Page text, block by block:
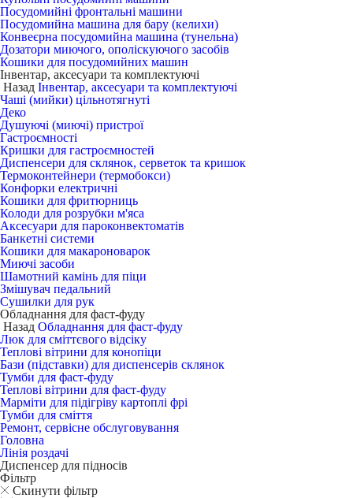
Посудомийні фронтальні машини
Посудомийна машина для бару (келихи)
Конвеєрна посудомийна машина (тунельна)
Дозатори миючого, ополіскуючого засобів
Кошики для посудомийних машин
Інвентар, аксесуари та комплектуючі
Назад Інвентар, аксесуари та комплектуючі
Чаші (мийки) цільнотягнуті
Деко
Душуючі (миючі) пристрої
Гастроємності
Кришки для гастроємностей
Диспенсери для склянок, серветок та кришок
Термоконтейнери (термобокси)
Конфорки електричні
Кошики для фритюрниць
Колоди для розрубки м'яса
Аксесуари для пароконвектоматів
Банкетні системи
Кошики для макароноварок
Миючі засоби
Шамотний камінь для піци
Змішувач педальний
Сушилки для рук
Обладнання для фаст-фуду
Назад Обладнання для фаст-фуду
Люк для сміттєвого відсіку
Теплові вітрини для конопіци
Бази (підставки) для диспенсерів склянок
Тумби для фаст-фуду
Теплові вітрини для фаст-фуду
Марміти для підігріву картоплі фрі
Тумби для сміття
Ремонт, сервісне обслуговування
Головна
Лінія роздачі
Диспенсер для підносів
Фільтр
Скинути фільтр